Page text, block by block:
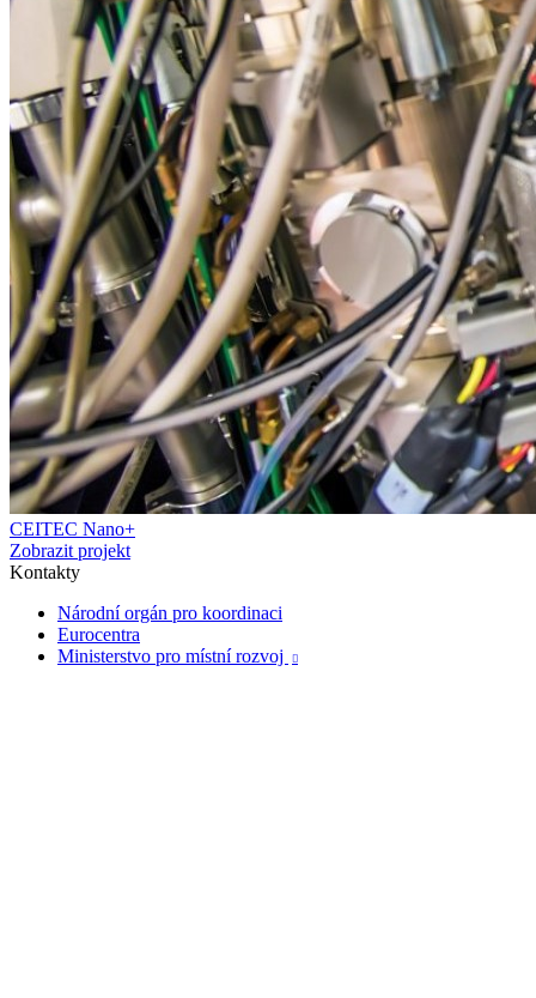
CEITEC Nano+
Zobrazit projekt
Kontakty
Národní orgán pro koordinaci
Eurocentra
Ministerstvo pro místní rozvoj
